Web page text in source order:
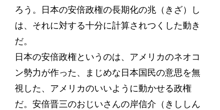
ろう。日本の安倍政権の長期化の兆（きざ）し
は、それに対する十分に計算されつくした動き
だ。
日本の安倍政権というのは、アメリカのネオコ
ン勢力が作った、まじめな日本国民の意思を無
視した、アメリカのいいように動かせる政権
だ。安倍晋三のおじいさんの岸信介（きししん